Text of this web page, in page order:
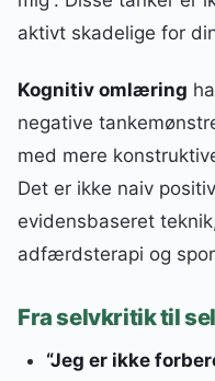
aktivt skadelige for
Kognitiv omlæring
negative
med mere
Det er ikke naiv
evidensbaseret
adfærdsterapi og
Fra selvkritik til
“Jeg er ikke